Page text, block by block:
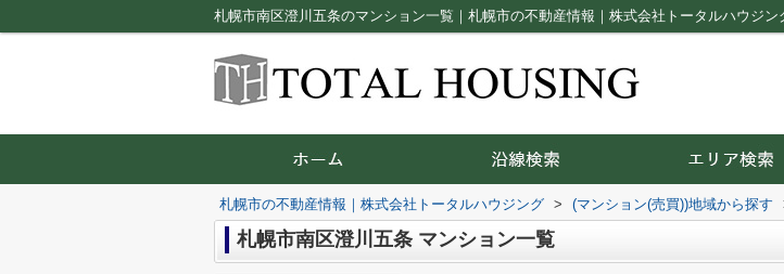
札幌市南区澄川五条のマンション一覧｜札幌市の不動産情報｜株式会社トータルハウジン
札幌市の不動産情報｜株式会社トータルハウジング > (マンション(売買))地域から探す
札幌市南区澄川五条 マンション一覧